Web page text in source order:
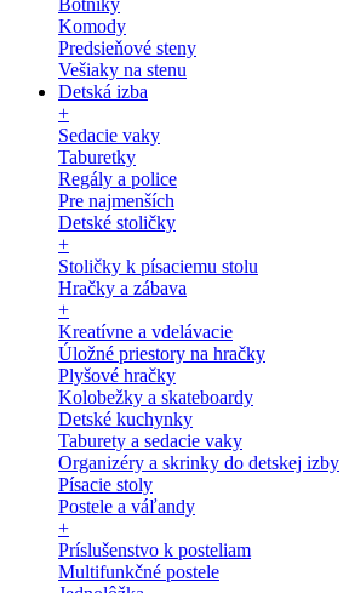
Botníky
Komody
Predsieňové steny
Vešiaky na stenu
Detská izba
+
Sedacie vaky
Taburetky
Regály a police
Pre najmenších
Detské stoličky
+
Stoličky k písaciemu stolu
Hračky a zábava
+
Kreatívne a vdelávacie
Úložné priestory na hračky
Plyšové hračky
Kolobežky a skateboardy
Detské kuchynky
Taburety a sedacie vaky
Organizéry a skrinky do detskej izby
Písacie stoly
Postele a váľandy
+
Príslušenstvo k posteliam
Multifunkčné postele